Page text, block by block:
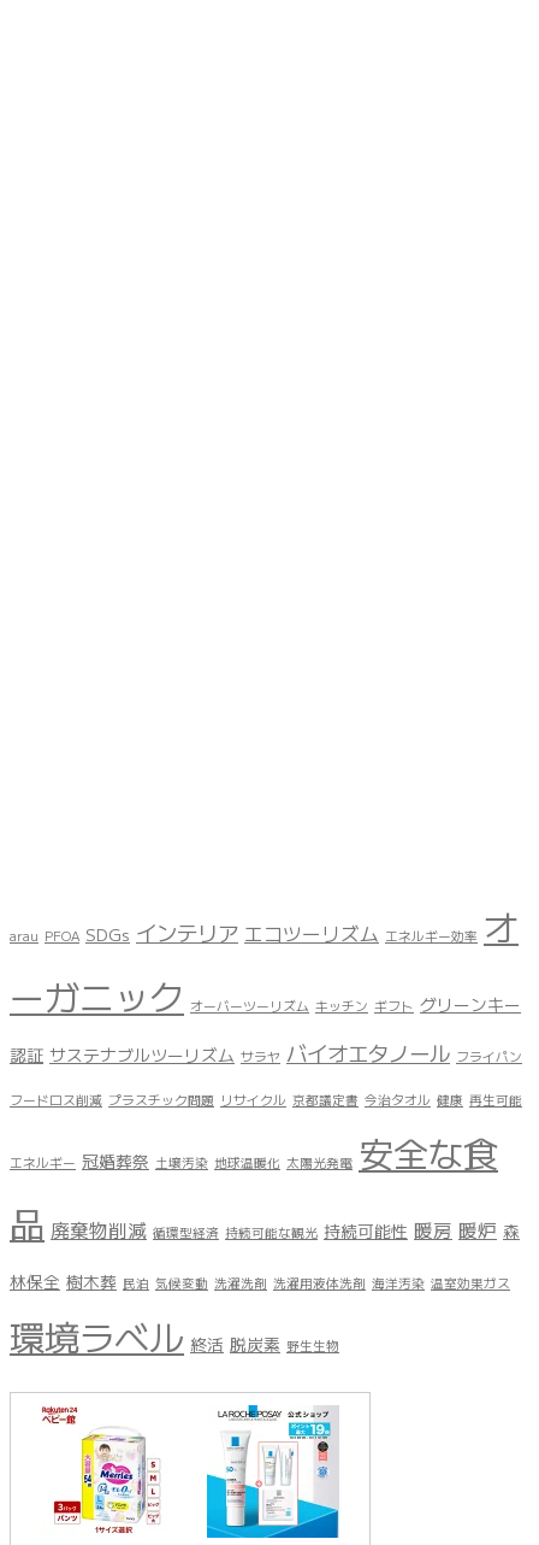
arau PFOA SDGs インテリア エコツーリズム エネルギー効率 オ
ーガニック オーバーツーリズム キッチン ギフト グリーンキー
認証 サステナブルツーリズム サラヤ バイオエタノール フライパン
フードロス削減 プラスチック問題 リサイクル 京都議定書 今治タオル 健康 再生可能
エネルギー 冠婚葬祭 土壌汚染 地球温暖化 太陽光発電 安全な食
品 廃棄物削減 循環型経済 持続可能な観光 持続可能性 暖房 暖炉 森
林保全 樹木葬 民泊 気候変動 洗濯洗剤 洗濯用液体洗剤 海洋汚染 温室効果ガス
環境ラベル 終活 脱炭素 野生生物